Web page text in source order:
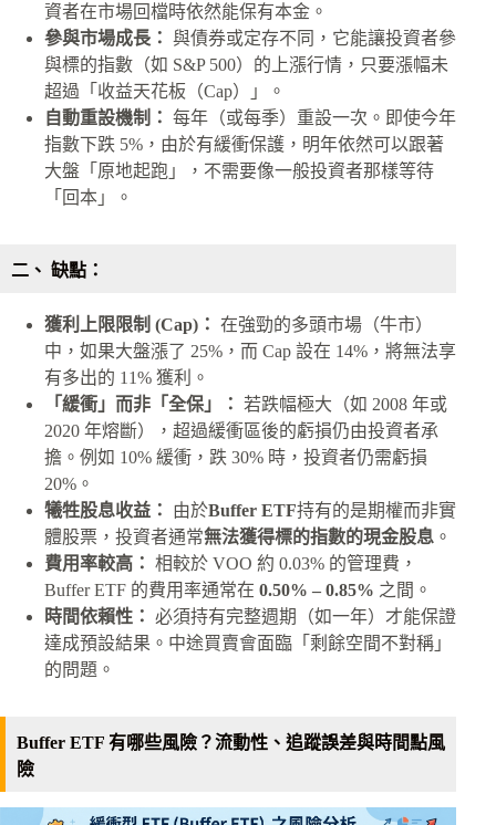
資者在市場回檔時依然能保有本金。
參與市場成長： 與債券或定存不同，它能讓投資者參
與標的指數（如 S&P 500）的上漲行情，只要漲幅未
超過「收益天花板（Cap）」。
自動重設機制： 每年（或每季）重設一次。即使今年
指數下跌 5%，由於有緩衝保護，明年依然可以跟著
大盤「原地起跑」，不需要像一般投資者那樣等待
「回本」。
二、 缺點：
獲利上限限制 (Cap)： 在強勁的多頭市場（牛市）
中，如果大盤漲了 25%，而 Cap 設在 14%，將無法享
有多出的 11% 獲利。
「緩衝」而非「全保」： 若跌幅極大（如 2008 年或
2020 年熔斷），超過緩衝區後的虧損仍由投資者承
擔。例如 10% 緩衝，跌 30% 時，投資者仍需虧損
20%。
犧牲股息收益：
由於Buffer ETF持有的是期權而非實
體股票，投資者通常無法獲得標的指數的現金股息 。
費用率較高： 相較於 VOO 約 0.03% 的管理費，
Buffer ETF 的費用率通常在 0.50% – 0.85% 之間。
時間依賴性： 必須持有完整週期（如一年）才能保證
達成預設結果。中途買賣會面臨「剩餘空間不對稱」
的問題。
Buffer ETF 有哪些風險？流動性、追蹤誤差與時間點風
險